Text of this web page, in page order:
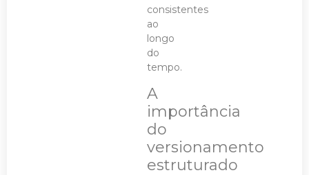
consistentes
ao
longo
do
tempo.
A
importância
do
versionamento
estruturado